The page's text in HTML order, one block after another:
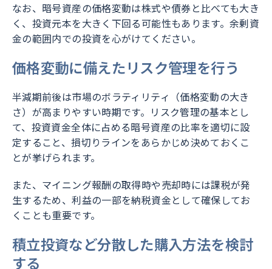
なお、暗号資産の価格変動は株式や債券と比べても大き
く、投資元本を大きく下回る可能性もあります。余剰資
金の範囲内での投資を心がけてください。
価格変動に備えたリスク管理を行う
半減期前後は市場のボラティリティ（価格変動の大き
さ）が高まりやすい時期です。リスク管理の基本とし
て、投資資金全体に占める暗号資産の比率を適切に設
定すること、損切りラインをあらかじめ決めておくこ
とが挙げられます。
また、マイニング報酬の取得時や売却時には課税が発
生するため、利益の一部を納税資金として確保してお
くことも重要です。
積立投資など分散した購入方法を検討
する